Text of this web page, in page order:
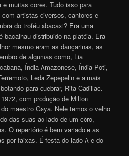
e muitas cores. Tudo isso para
artistas diversos, cantores e
do troféu abacaxi? Era uma
bacalhau distribuido na platéia. Era
mesmo eram as dançarinas, as
de algumas como, Lia
Índia Amazonese, Índia Poti,
Leda Zepepelin e a mais
para quebrar, Rita Cadillac.
com produção de Milton
maestro Gaya. Nele temos o velho
das suas ao lado de um côro,
O repertório é bem variado e as
por faixas. É festa do lado A e do